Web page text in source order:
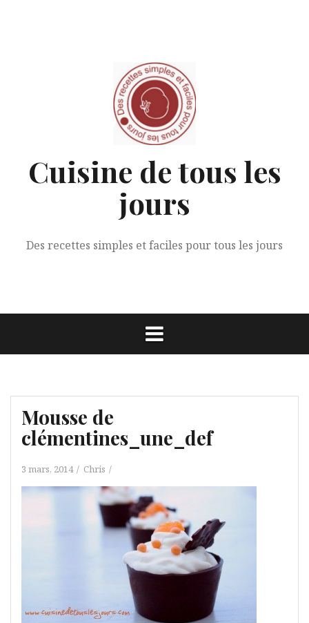
Cuisine de tous les
jours
Des recettes simples et faciles pour tous les jours
Mousse de
clémentines_une_def
3 mars, 2014 Chris